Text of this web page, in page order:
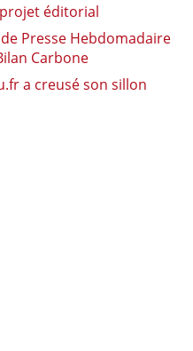
éditorial
Presse Hebdomadaire
Carbone
a creusé son sillon